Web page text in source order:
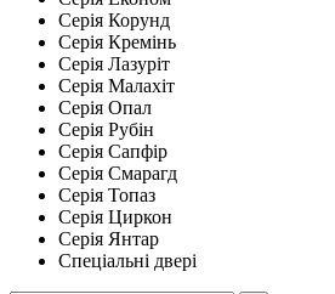
Серія Корунд
Серія Кремінь
Серія Лазуріт
Серія Малахіт
Серія Опал
Серія Рубін
Серія Сапфір
Серія Смарагд
Серія Топаз
Серія Циркон
Серія Янтар
Спеціальні двері